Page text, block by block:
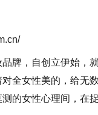
牌，自创立伊始，
全女性美的，给无
的女性心理间，在